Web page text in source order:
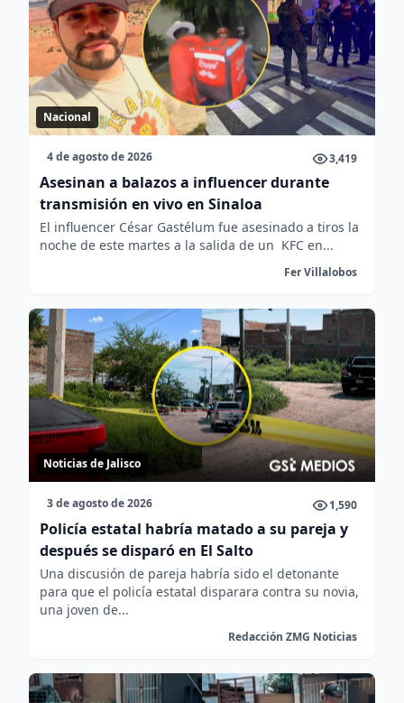
Nacional
4 de agosto de 2026 3,419
Asesinan a balazos a influencer durante
transmisión en vivo en Sinaloa
El influencer César Gastélum fue asesinado a tiros la
noche de este martes a la salida de un KFC en...
Fer Villalobos
Noticias de Jalisco
3 de agosto de 2026 1,590
Policía estatal habría matado a su pareja y
después se disparó en El Salto
Una discusión de pareja habría sido el detonante
para que el policía estatal disparara contra su novia,
una joven de...
Redacción ZMG Noticias